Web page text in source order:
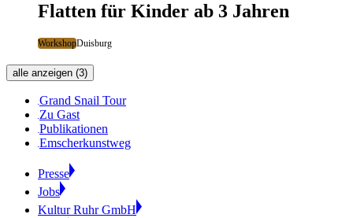
Flatten für Kinder ab 3 Jahren
WorkshopDuisburg
alle anzeigen (3)
Grand Snail Tour
Zu Gast
Publikationen
Emscherkunstweg
Presse
Jobs
Kultur Ruhr GmbH